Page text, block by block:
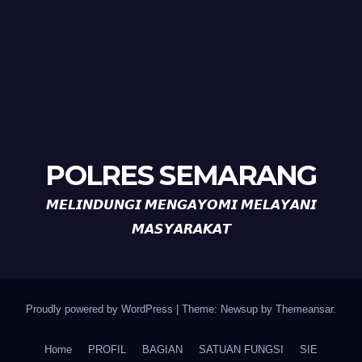
POLRES SEMARANG
𝙈𝙀𝙇𝙄𝙉𝘿𝙐𝙉𝙂𝙄 𝙈𝙀𝙉𝙂𝘼𝙔𝙊𝙈𝙄 𝙈𝙀𝙇𝘼𝙔𝘼𝙉𝙄
𝙈𝘼𝙎𝙔𝘼𝙍𝘼𝙆𝘼𝙏
Proudly powered by WordPress Theme: Newsup by Themeansar.
Home PROFIL BAGIAN SATUAN FUNGSI SIE